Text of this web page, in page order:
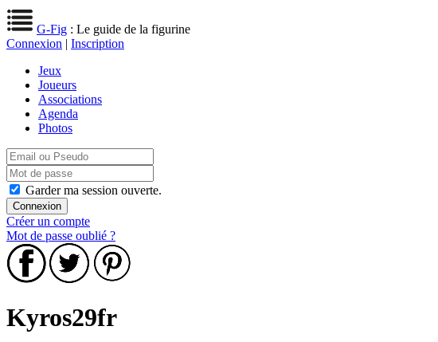
G-Fig : Le guide de la figurine
Connexion | Inscription
Jeux
Joueurs
Associations
Agenda
Photos
Garder ma session ouverte.
Créer un compte
Mot de passe oublié ?
Kyros29fr